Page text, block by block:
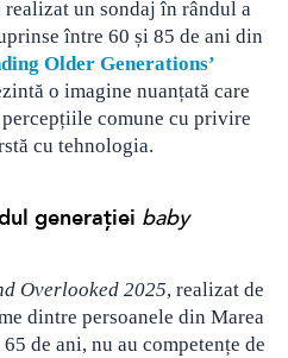
realizat un sondaj în rândul a
între 60 și 85 de ani din
Older Generations’
o imagine nuanțată care
comune cu privire
cu tehnologia.
generației baby
Overlooked 2025, realizat de
dintre persoanele din Marea
de ani, nu au competențe de